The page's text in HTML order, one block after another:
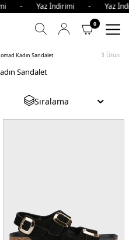
- Yaz İndirimi -
0
Kadın Sandalet 3 Ürün
Sandalet
Sıralama